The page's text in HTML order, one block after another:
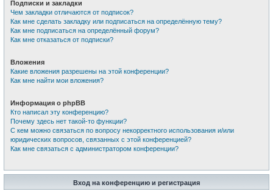
Подписки и закладки
Чем закладки отличаются от подписок?
Как мне сделать закладку или подписаться на определённую тему?
Как мне подписаться на определённый форум?
Как мне отказаться от подписки?
Вложения
Какие вложения разрешены на этой конференции?
Как мне найти мои вложения?
Информация о phpBB
Кто написал эту конференцию?
Почему здесь нет такой-то функции?
С кем можно связаться по вопросу некорректного использования и/или
юридических вопросов, связанных с этой конференцией?
Как мне связаться с администратором конференции?
Вход на конференцию и регистрация